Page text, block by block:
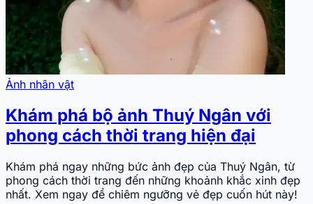
Ảnh nhân vật
Khám phá bộ ảnh Thuý Ngân với
phong cách thời trang hiện đại
Khám phá ngay những bức ảnh đẹp của Thuý Ngân, từ
phong cách thời trang đến những khoảnh khắc xinh đẹp
nhất. Xem ngay để chiêm ngưỡng vẻ đẹp cuốn hút này!